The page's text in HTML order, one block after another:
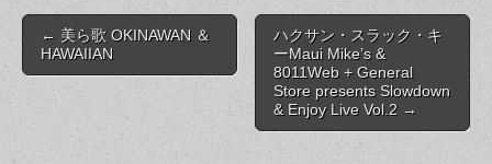
Post
navigation
← 美ら歌 OKINAWAN ＆
HAWAIIAN
ハクサン・スラック・キ
ーMaui Mike’s &
8011Web + General
Store presents Slowdown
& Enjoy Live Vol.2 →